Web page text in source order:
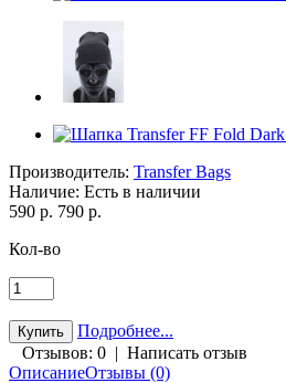
Производитель: Transfer Bags
Наличие: Есть в наличии
590 р. 790 р.
Кол-во
Подробнее...
Отзывов: 0 | Написать отзыв
ОписаниеОтзывы (0)